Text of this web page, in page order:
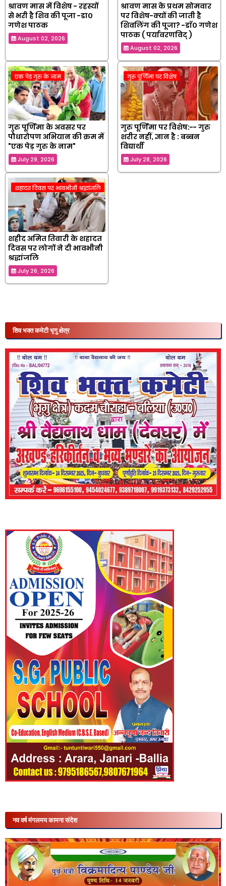
श्रावण मास में विशेष - रहस्यों
से भरी है शिव की पूजा -डा०
गणेश पाठक
August 02, 2026
श्रावण मास के प्रथम सोमवार
पर विशेष-क्यों की जाती है
शिवलिंग की पूजा? -डाॅ० गणेश
पाठक ( पर्यावरणविद् )
August 02, 2026
एक पेड़ गुरु के नाम
गुरु पूर्णिमा के अवसर पर
पौधारोपण अभियान की क्रम में
"एक पेड़ गुरु के नाम"
July 29, 2026
गुरु पूर्णिमा पर विशेष
गुरु पूर्णिमा पर विशेष:-- गुरु
शरीर नहीं, ज्ञान है : बब्बन
विद्यार्थी
July 28, 2026
शहादत दिवस पर भावभीनी श्रद्धांजलि
शहीद अमित तिवारी के शहादत
दिवस पर लोगों ने दी भावभीनी
श्रद्धांजलि
July 26, 2026
शिव भक्त कमेटी भृगु क्षेत्र
नव वर्ष मंगलमय कामना संदेश